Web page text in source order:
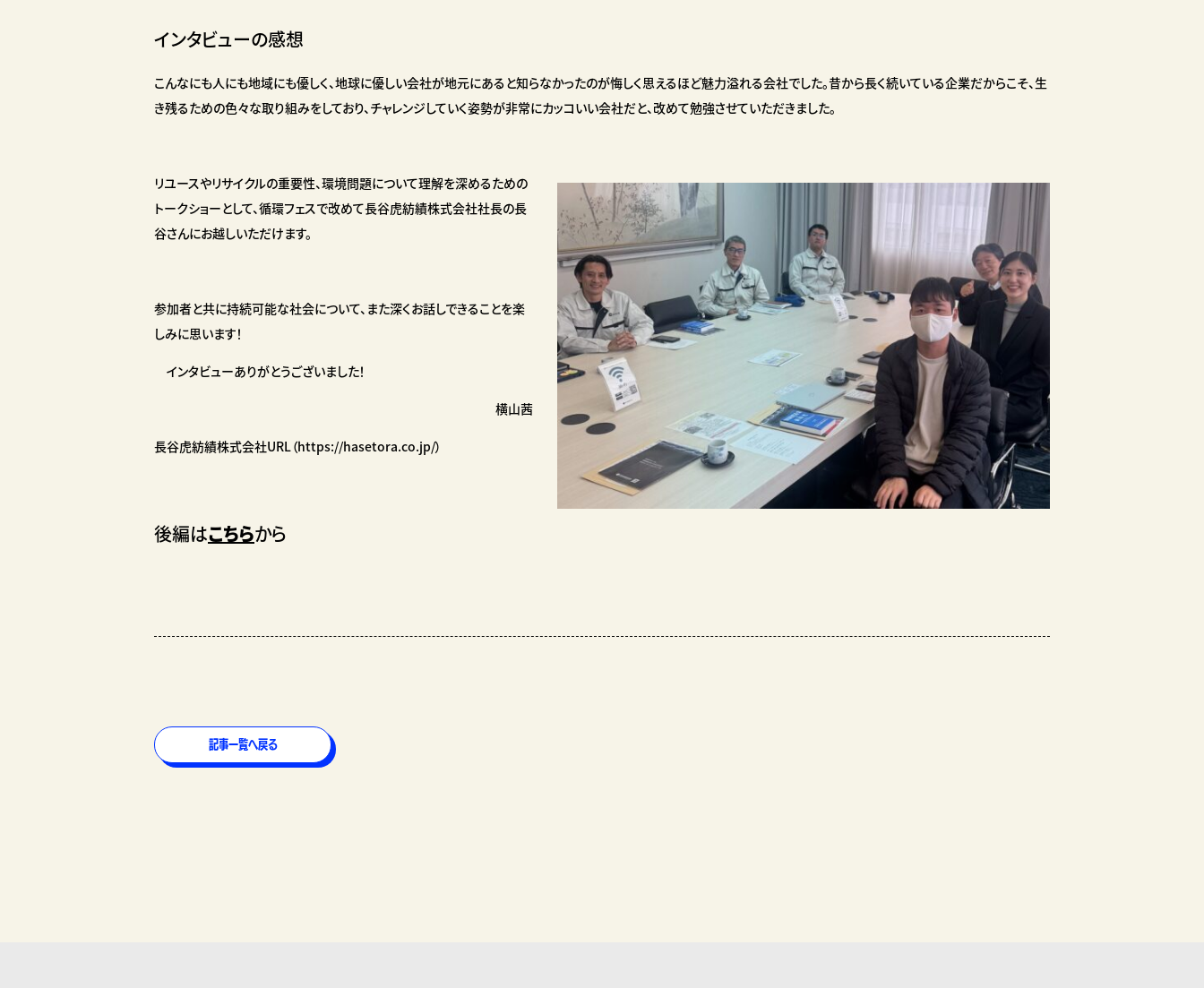
インタビューの感想
こんなにも人にも地域にも優しく、地球に優しい会社が地元にあると知らなかったのが悔しく思えるほど魅力溢れる会社でした。昔から長く続いている企業だからこそ、生
き残るための色々な取り組みをしており、チャレンジしていく姿勢が非常にカッコいい会社だと、改めて勉強させていただきました。
リユースやリサイクルの重要性、環境問題について理解を深めるための
トークショーとして、循環フェスで改めて長谷虎紡績株式会社社長の長
谷さんにお越しいただけます。
参加者と共に持続可能な社会について、また深くお話しできることを楽
しみに思います！
インタビューありがとうございました！
横山茜
長谷虎紡績株式会社URL（https://hasetora.co.jp/）
後編はこちらから
記事一覧へ戻る